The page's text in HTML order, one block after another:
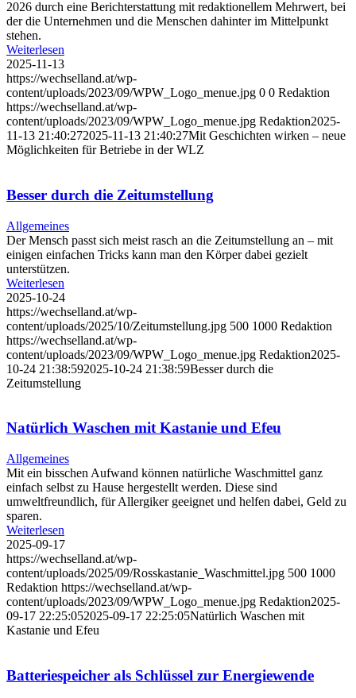
2026 durch eine Berichterstattung mit redaktionellem Mehrwert, bei
der die Unternehmen und die Menschen dahinter im Mittelpunkt
stehen.
Weiterlesen
2025-11-13
https://wechselland.at/wp-
content/uploads/2023/09/WPW_Logo_menue.jpg 0 0 Redaktion
https://wechselland.at/wp-
content/uploads/2023/09/WPW_Logo_menue.jpg Redaktion2025-
11-13 21:40:272025-11-13 21:40:27Mit Geschichten wirken – neue
Möglichkeiten für Betriebe in der WLZ
Besser durch die Zeitumstellung
Allgemeines
Der Mensch passt sich meist rasch an die Zeitumstellung an – mit
einigen einfachen Tricks kann man den Körper dabei gezielt
unterstützen.
Weiterlesen
2025-10-24
https://wechselland.at/wp-
content/uploads/2025/10/Zeitumstellung.jpg 500 1000 Redaktion
https://wechselland.at/wp-
content/uploads/2023/09/WPW_Logo_menue.jpg Redaktion2025-
10-24 21:38:592025-10-24 21:38:59Besser durch die
Zeitumstellung
Natürlich Waschen mit Kastanie und Efeu
Allgemeines
Mit ein bisschen Aufwand können natürliche Waschmittel ganz
einfach selbst zu Hause hergestellt werden. Diese sind
umweltfreundlich, für Allergiker geeignet und helfen dabei, Geld zu
sparen.
Weiterlesen
2025-09-17
https://wechselland.at/wp-
content/uploads/2025/09/Rosskastanie_Waschmittel.jpg 500 1000
Redaktion https://wechselland.at/wp-
content/uploads/2023/09/WPW_Logo_menue.jpg Redaktion2025-
09-17 22:25:052025-09-17 22:25:05Natürlich Waschen mit
Kastanie und Efeu
Batteriespeicher als Schlüssel zur Energiewende